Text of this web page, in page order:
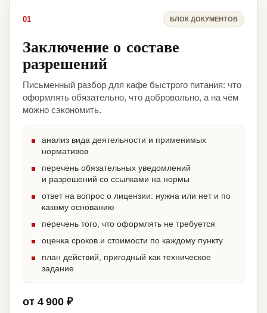
01 БЛОК ДОКУМЕНТОВ
Заключение о составе
разрешений
Письменный разбор для кафе быстрого питания: что
оформлять обязательно, что добровольно, а на чём
можно сэкономить.
анализ вида деятельности и применимых
нормативов
перечень обязательных уведомлений
и разрешений со ссылками на нормы
ответ на вопрос о лицензии: нужна или нет и по
какому основанию
перечень того, что оформлять не требуется
оценка сроков и стоимости по каждому пункту
план действий, пригодный как техническое
задание
от 4 900 ₽